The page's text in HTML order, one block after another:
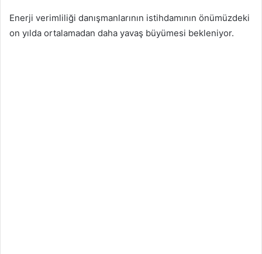
Enerji verimliliği danışmanlarının istihdamının önümüzdeki
on yılda ortalamadan daha yavaş büyümesi bekleniyor.